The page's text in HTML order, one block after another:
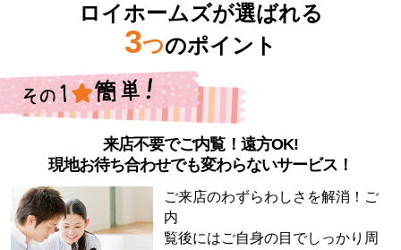
ロイホームズが選ばれる
3つのポイント
来店不要でご内覧！遠方OK!
現地お待ち合わせでも変わらないサービス！
ご来店のわずらわしさを解消！ご
内
覧後にはご自身の目でしっかり周